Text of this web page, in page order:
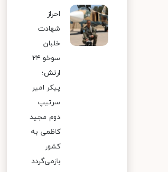
احراز
شهادت
خلبان
سوخو ۲۴
ارتش؛
پیکر امیر
سرتیپ
دوم مجید
کاظمی به
کشور
بازمی‌گردد